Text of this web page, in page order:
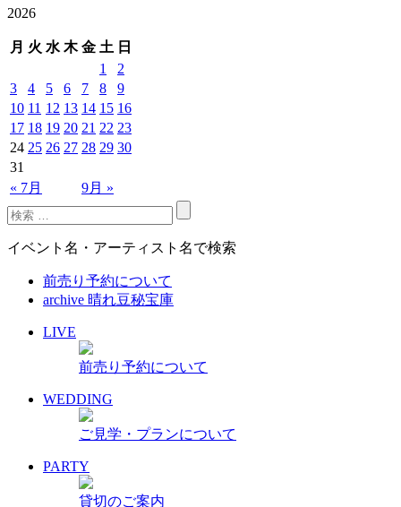
2026
月 火 水 木 金 土 日
« 7月 9月 »
1
2
3
4 5 6 7 8
9
10 11 12 13 14 15 16
17 18 19 20 21 22 23
24 25 26 27 28 29 30
31
イベント名・アーティスト名で検索
前売り予約について
archive 晴れ豆秘宝庫
LIVE
前売り予約について
WEDDING
ご見学・プランについて
PARTY
貸切のご案内